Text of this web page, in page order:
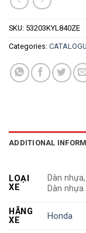
SKU: 53203KYL840ZE
Categories:
ADDITIONAL
LOẠI
XE
Dàn
Dàn
HÃNG
XE
Honda